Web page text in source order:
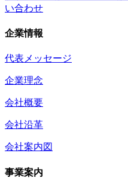
い合わせ
企業情報
代表メッセージ
企業理念
会社概要
会社沿革
会社案内図
事業案内